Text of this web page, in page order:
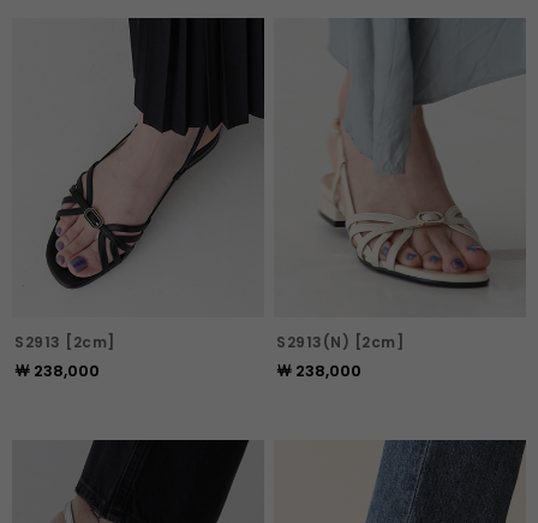
S2913 [2cm]
￦ 238,000
S2913(N) [2cm]
￦ 238,000